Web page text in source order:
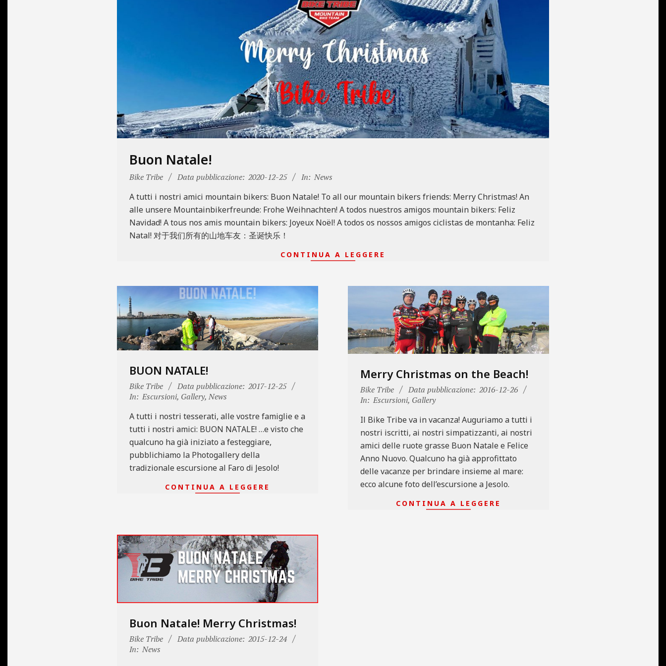
Buon Natale!
2020-
25
Bike Tribe Data pubblicazione: 2020-12-25 In: News
A tutti i nostri amici mountain bikers: Buon Natale! To all our mountain bikers friends: Merry Christmas! An
alle unsere Mountainbikerfreunde: Frohe Weihnachten! A todos nuestros amigos mountain bikers: Feliz
Navidad! A tous nos amis mountain bikers: Joyeux Noël! A todos os nossos amigos ciclistas de montanha: Feliz
Natal! 对于我们所有的山地车友：圣诞快乐！
CONTINUA A LEGGERE
BUON NATALE!
2017-
12-
Bike Tribe Data pubblicazione: 2017-12-25
In: Escursioni, Gallery,News
A tutti i nostri tesserati, alle vostre famiglie e a
tutti i nostri amici: BUON NATALE! …e visto che
qualcuno ha già iniziato a festeggiare,
pubblichiamo la Photogallery della
tradizionale escursione al Faro di Jesolo!
CONTINUA A LEGGERE
Merry Christmas on the Beach!
2016-
12-
Bike Tribe Data pubblicazione: 2016-12-26
In: Escursioni, Gallery
Il Bike Tribe va in vacanza! Auguriamo a tutti i
nostri iscritti, ai nostri simpatizzanti, ai nostri
amici delle ruote grasse Buon Natale e Felice
Anno Nuovo. Qualcuno ha già approfittato
delle vacanze per brindare insieme al mare:
ecco alcune foto dell’escursione a Jesolo.
CONTINUA A LEGGERE
Buon Natale! Merry Christmas!
2015-
12-
Bike Tribe Data pubblicazione: 2015-12-24
In: News